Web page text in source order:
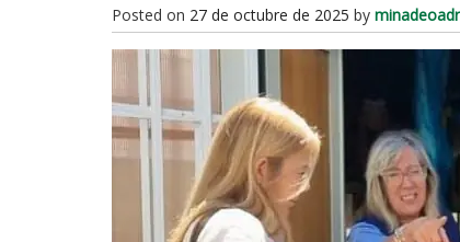
Posted on 27 de octubre de 2025 by